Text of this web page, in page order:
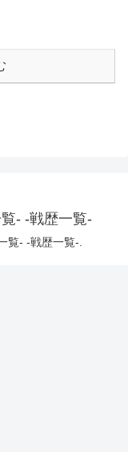
- -戦歴一覧-
- -戦歴一覧-.